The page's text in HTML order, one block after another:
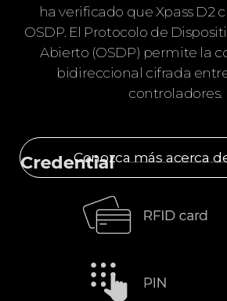
ha verificado que Xpass D2
OSDP. El Protocolo de
Abierto (OSDP) permite la
bidireccional cifrada
controladores.
Conozca más acerca